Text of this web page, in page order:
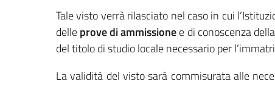
Tale visto verrà rilasciato nel caso in cui
delleprove di ammissionee di conoscenza
del titolo di studio locale necessario per
La validità del visto sarà commisurata alle